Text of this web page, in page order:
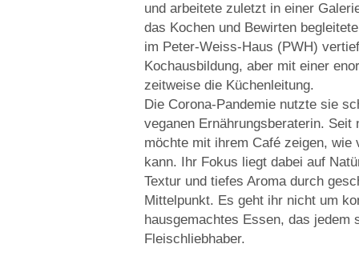
und arbeitete zuletzt in einer
das Kochen und Bewirten
im Peter-Weiss-Haus (PWH)
Kochausbildung, aber mit einer
zeitweise die Küchenleitung.
Die Corona-Pandemie nutzte sie
veganen Ernährungsberaterin.
möchte mit ihrem Café zeigen,
kann. Ihr Fokus liegt dabei auf
Textur und tiefes Aroma durch
Mittelpunkt. Es geht ihr nicht um
hausgemachtes Essen, das jedem
Fleischliebhaber.